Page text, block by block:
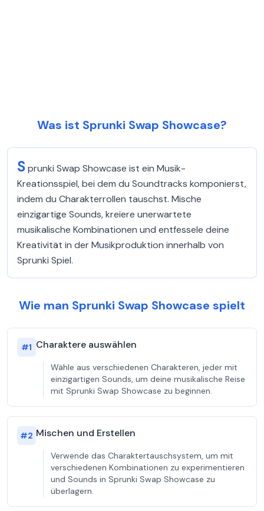
Was ist Sprunki Swap Showcase?
Sprunki Swap Showcase ist ein Musik-
Kreationsspiel, bei dem du Soundtracks komponierst,
indem du Charakterrollen tauschst. Mische
einzigartige Sounds, kreiere unerwartete
musikalische Kombinationen und entfessele deine
Kreativität in der Musikproduktion innerhalb von
Sprunki Spiel.
Wie man Sprunki Swap Showcase spielt
#1 Charaktere auswählen
Wähle aus verschiedenen Charakteren, jeder mit
einzigartigen Sounds, um deine musikalische Reise
mit Sprunki Swap Showcase zu beginnen.
#2 Mischen und Erstellen
Verwende das Charaktertauschsystem, um mit
verschiedenen Kombinationen zu experimentieren
und Sounds in Sprunki Swap Showcase zu
überlagern.